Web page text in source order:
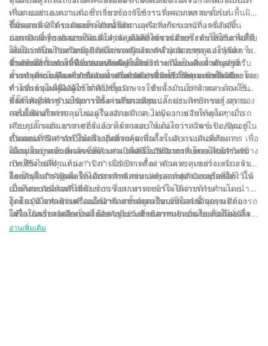
เพื่อตอบสนองความต้องการของการใช้งานที่หลากหลาย ตั้งแต่
โครงการ DIY ขนาดเล็กไปจนถึงงานอุตสาหกรรมหนัก เครื่องอัด
อากาศ Jinyuan มาพร้อมกับคุณสมบัติที่ใช้งานง่ายซึ่งทำให้ใช้งานง่าย
โดยมาพร้อมกับสวิตช์เปิด/ปิด เกจวัดแรงดัน ปุ่มควบคุม และวาล์ว
นิรภัย ซึ่งทั้งหมดนี้มีบทบาทสำคัญในการทำงานของคอมเพรสเซอร์
การทำความคุ้นเคยกับส่วนประกอบเหล่านี้จะทำให้คุณเข้าใจวิธีการ
ทำงานของเครื่องจักรได้ดียิ่งขึ้น
ทำงานอย่างเหมาะสม ซึ่งเกี่ยวข้องกับการวางคอมเพรสเซอร์บนพื้นผิว
ที่มั่นคงและได้ระดับ ห่างจากอันตรายหรือสิ่งกีดขวางที่อาจเกิดขึ้น
นอกจากนี้ ตรวจสอบให้แน่ใจว่าคอมเพรสเซอร์มีการระบายอากาศที่ดี
เพื่อป้องกันความร้อนสูงเกินไประหว่างการทำงาน การดูแลให้มีสภาพ
แวดล้อมการทำงานที่ปลอดภัยและเอื้ออำนวยถือเป็นสิ่งสำคัญสำหรับ
การทำงานของเครื่องอัดอากาศอย่างมีประสิทธิภาพและปลอดภัย
ขั้นตอนที่ 2: ตรวจสอบระดับน้ำมัน
ก่อนเปิดเครื่องอัดอากาศ สิ่งสำคัญคือต้องตรวจสอบระดับน้ำมันเพื่อให้
แน่ใจว่าเป็นไปตามข้อกำหนดของผู้ผลิต เครื่องอัดอากาศ Jinyuan ได้
รับการออกแบบให้ทำงานอย่างมีประสิทธิภาพเมื่อระดับน้ำมันอยู่ที่
ความจุที่แนะนำ หากระดับน้ำมันต่ำควรเติมน้ำมันประเภทที่เหมาะสม
ตามที่ระบุในคู่มือผู้ใช้ การบำรุงรักษาระดับน้ำมันอย่างเหมาะสมเป็น
สิ่งสำคัญสำหรับอายุการใช้งานที่ยาวนานและประสิทธิภาพสูงสุดของ
เครื่องอัดอากาศ
ขั้นตอนที่ 3: การเชื่อมต่อแหล่งพลังงาน
ขั้นตอนต่อไปคือการเชื่อมต่อเครื่องอัดอากาศเข้ากับแหล่งพลังงาน โดย
ทั่วไปแล้วเครื่องอัดอากาศ Jinyuan จะใช้พลังงานไฟฟ้าและต้องใช้
ปลั๊กไฟมาตรฐานในการทำงาน ก่อนเสียบปลั๊กคอมเพรสเซอร์ ตรวจ
สอบให้แน่ใจว่าสายไฟอยู่ในสภาพดีและไม่มีความเสียหายใดๆ เมื่อ
เสียบปลั๊กคอมเพรสเซอร์แล้ว ตรวจสอบให้แน่ใจว่าสวิตช์เปิด/ปิดอยู่ใน
ตำแหน่ง "ปิด" จำเป็นอย่างยิ่งที่จะต้องมั่นใจในความปลอดภัยและ
ความสมบูรณ์ของแหล่งพลังงาน เพื่อป้องกันอันตรายทางไฟฟ้าระหว่าง
การทำงาน
ขั้นตอนที่ 4: การปรับการตั้งค่าตัวควบคุม
การตั้งค่าตัวควบคุมบนเครื่องอัดอากาศ Jinyuan ช่วยให้คุณสามารถ
ควบคุมแรงดันอากาศที่ส่งออกได้ตามความต้องการเฉพาะของคุณ ก่อน
เปิดคอมเพรสเซอร์ ให้ปรับปุ่มควบคุมเพื่อตั้งระดับแรงดันที่ต้องการ เพื่อ
ให้แน่ใจว่าคอมเพรสเซอร์จะส่งแรงดันในปริมาณที่เหมาะสมสำหรับ
การใช้งานที่คุณต้องการ การปรับการตั้งค่าตัวควบคุมอย่างเหมาะสม
ถือเป็นสิ่งสำคัญเพื่อให้ได้ประสิทธิภาพและเอาท์พุตจากเครื่องอัด
อากาศตามที่ต้องการ
ขั้นตอนที่ 5: การเปิดเครื่องอัดอากาศ
เมื่อทุกอย่างเข้าที่แล้ว ก็ถึงเวลาเปิดเครื่องอัดอากาศ โดยเลื่อนสวิตช์
เปิด/ปิดไปที่ตำแหน่ง "เปิด" เมื่อเปิดเครื่อง คอมเพรสเซอร์จะเริ่มสร้าง
แรงดันในถัง คุณจะสามารถตรวจสอบระดับความดันบนเกจที่ให้ไว้ได้
เมื่อถึงระดับแรงดันที่ต้องการ คอมเพรสเซอร์จะปิดการทำงานโดย
อัตโนมัติ แสดงว่าพร้อมใช้งาน การทำความเข้าใจลำดับการเปิด
เครื่องอัดอากาศถือเป็นสิ่งสำคัญอย่างยิ่งต่อการทำงานของเครื่องจักร
อย่างปลอดภัยและมีประสิทธิภาพ
โดยสรุป การเปิดเครื่องอัดอากาศ เช่น Jinyuan Air Compressor นั้น
เป็นกระบวนการที่ไม่ซับซ้อนซึ่งสามารถเข้าใจได้ง่ายด้วยคำแนะนำที่
ถูกต้อง เมื่อทำตามคำแนะนำทีละขั้นตอนในบทความนี้ คุณจะสามารถ
ใช้งานเครื่องอัดอากาศได้อย่างมีประสิทธิภาพและมั่นใจ เช่นเคย สิ่ง
สำคัญคือต้องดูคู่มือผู้ใช้เพื่อดูคำแนะนำเฉพาะและแนวทางด้านความ
โดยสรุป การเปิดเครื่องอัดอากาศอาจดูเหมือนเป็นงานง่ายๆ แต่ต้อง
ใส่ใจในรายละเอียดและข้อควรระวังด้านความปลอดภัยเพื่อให้มั่นใจ
ว่าการทำงานมีประสิทธิภาพ ด้วยประสบการณ์ 30 ปีในอุตสาหกรรมนี้
อ่านเพิ่มเติม